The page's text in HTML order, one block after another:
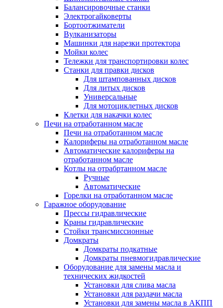
Балансировочные станки
Электрогайковерты
Бортоотжиматели
Вулканизаторы
Машинки для нарезки протектора
Мойки колес
Тележки для транспортировки колес
Станки для правки дисков
Для штампованных дисков
Для литых дисков
Универсальные
Для мотоциклетных дисков
Клетки для накачки колес
Печи на отработанном масле
Печи на отработанном масле
Калориферы на отработанном масле
Автоматические калориферы на
отработанном масле
Котлы на отрабртанном масле
Ручные
Автоматические
Горелки на отработанном масле
Гаражное оборудование
Прессы гидравлические
Краны гидравлические
Стойки трансмиссионные
Домкраты
Домкраты подкатные
Домкраты пневмогидравлические
Оборудование для замены масла и
технических жидкостей
Установки для слива масла
Установки для раздачи масла
Установки для замены масла в АКПП